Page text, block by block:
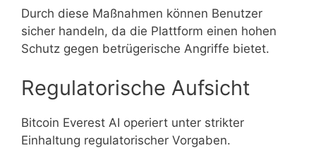
Durch diese Maßnahmen können Benutzer
sicher handeln, da die Plattform einen hohen
Schutz gegen betrügerische Angriffe bietet.
Regulatorische Aufsicht
Bitcoin Everest AI operiert unter strikter
Einhaltung regulatorischer Vorgaben.